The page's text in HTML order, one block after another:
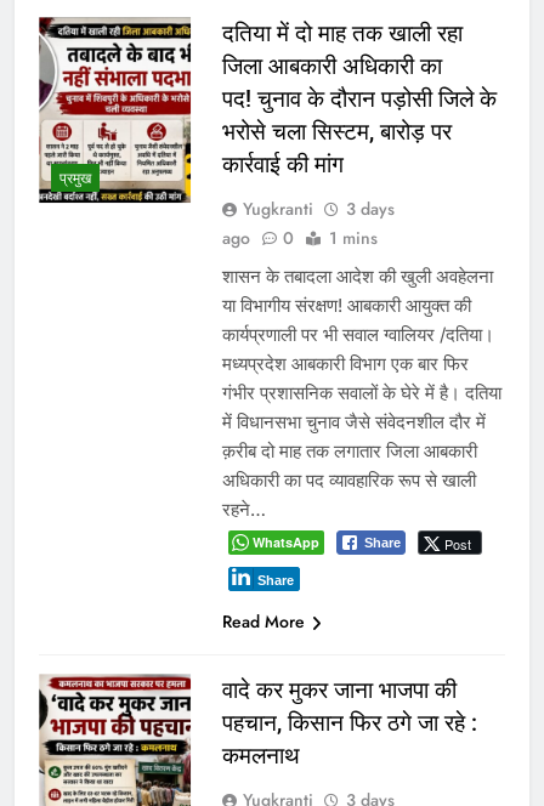
प्रमुख
दतिया में दो माह तक खाली रहा
जिला आबकारी अधिकारी का
पद! चुनाव के दौरान पड़ोसी जिले के
भरोसे चला सिस्टम, बारोड़ पर
कार्रवाई की मांग
Yugkranti
3 days
ago
0 1 mins
शासन के तबादला आदेश की खुली अवहेलना
या विभागीय संरक्षण! आबकारी आयुक्त की
कार्यप्रणाली पर भी सवाल ग्वालियर /दतिया।
मध्यप्रदेश आबकारी विभाग एक बार फिर
गंभीर प्रशासनिक सवालों के घेरे में है। दतिया
में विधानसभा चुनाव जैसे संवेदनशील दौर में
क़रीब दो माह तक लगातार जिला आबकारी
अधिकारी का पद व्यावहारिक रूप से खाली
रहने…
WhatsApp Share Post
Share
Read More
वादे कर मुकर जाना भाजपा की
पहचान, किसान फिर ठगे जा रहे :
कमलनाथ
Yugkranti
3 days